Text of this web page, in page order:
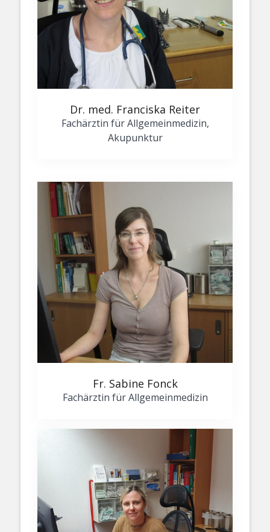
Dr. med. Franciska Reiter
Fachärztin für Allgemeinmedizin,
Akupunktur
Fr. Sabine Fonck
Fachärztin für Allgemeinmedizin